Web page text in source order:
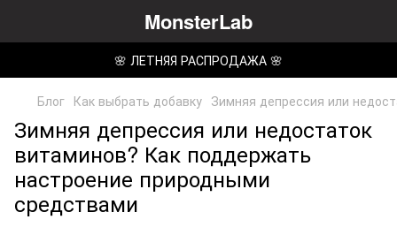
MonsterLab
🌸 ЛЕТНЯЯ РАСПРОДАЖА 🌸
Блог Как выбрать добавку Зимняя депрессия или
Зимняя депрессия или недостаток
витаминов? Как поддержать
настроение природными
средствами